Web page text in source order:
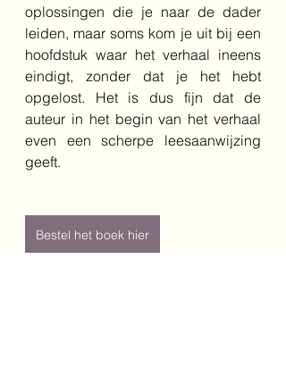
oplossingen die je naar de dader
leiden, maar soms kom je uit bij een
hoofdstuk waar het verhaal ineens
eindigt, zonder dat je het hebt
opgelost. Het is dus fijn dat de
auteur in het begin van het verhaal
even een scherpe leesaanwijzing
geeft.
Bestel het boek hier